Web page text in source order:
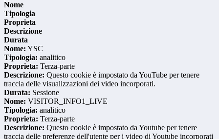
Nome
Tipologia
Proprieta
Descrizione
Durata
Nome: YSC
Tipologia: analitico
Proprieta: Terza-parte
Descrizione: Questo cookie è impostato da YouTube per tenere
traccia delle visualizzazioni dei video incorporati.
Durata: Sessione
Nome: VISITOR_INFO1_LIVE
Tipologia: analitico
Proprieta: Terza-parte
Descrizione: Questo cookie è impostato da Youtube per tenere
traccia delle preferenze dell'utente per i video di Youtube incorporati